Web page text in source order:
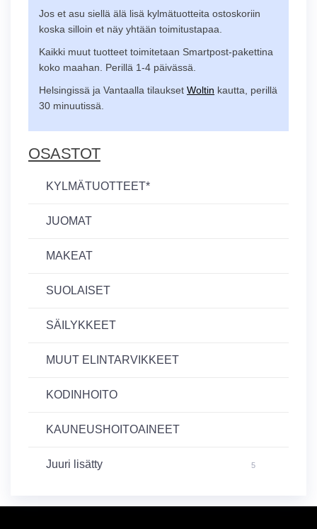
Jos et asu siellä älä lisä kylmätuotteita ostoskoriin
koska silloin et näy yhtään toimitustapaa.
Kaikki muut tuotteet toimitetaan Smartpost-pakettina
koko maahan. Perillä 1-4 päivässä.
Helsingissä ja Vantaalla tilaukset Woltin kautta, perillä
30 minuutissä.
OSASTOT
KYLMÄTUOTTEET*
JUOMAT
MAKEAT
SUOLAISET
SÄILYKKEET
MUUT ELINTARVIKKEET
KODINHOITO
KAUNEUSHOITOAINEET
Juuri lisätty 5